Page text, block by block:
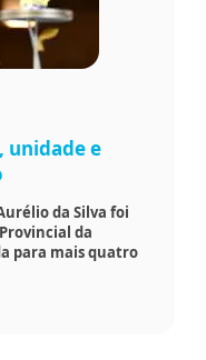
unidade e
da Silva foi
da
para mais quatro